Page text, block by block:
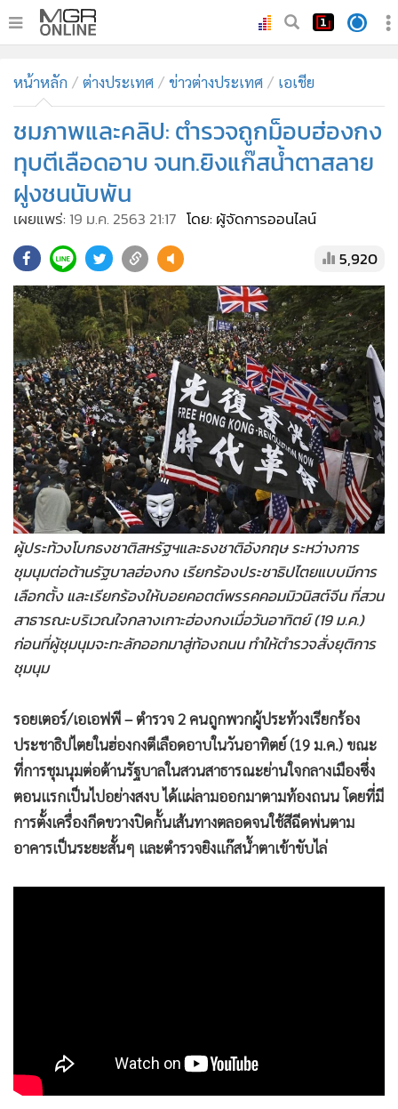
ทันเหตุการณ์
• ภาคใต้
ภูมิภาค
Online Section
• บันเทิง
• คอลัมนิสต์
• ละคร
• CbizReview
• Cyber BIZ
• ผู้จัดกวน
• Good health & Well-being
• Green Innovation & SD
• Management & HR
• MGR Live
• Infographic
• การเมือง
• ท่องเที่ยว
• กีฬา
• ต่างประเทศ
• Special Scoop
• เศรษฐกิจ-ธุรกิจ
• ชุมชน-คุณภาพชีวิต
• อาชญากรรม
Motoring
เกม
• วิทยาศาสตร์
News1
•
Gotomanager
หน้าหลัก ต่างประเทศ ข่าวต่างประเทศ เอเชีย
ชมภาพและคลิป: ตำรวจถูกม็อบฮ่องกง
ทุบตีเลือดอาบ จนท.ยิงแก๊สน้ำตาสลาย
ฝูงชนนับพัน
เผยแพร่: 19 ม.ค. 2563 21:17 โดย: ผู้จัดการออนไลน์
5,920
ผู้ประท้วงโบกธงชาติสหรัฐฯและธงชาติอังกฤษ ระหว่างการ
ชุมนุมต่อต้านรัฐบาลฮ่องกง เรียกร้องประชาธิปไตยแบบมีการ
เลือกตั้ง และเรียกร้องให้บอยคอตต์พรรคคอมมิวนิสต์จีน ที่สวน
สาธารณะบริเวณใจกลางเกาะฮ่องกงเมื่อวันอาทิตย์ (19 ม.ค.)
ก่อนที่ผู้ชุมนุมจะทะลักออกมาสู่ท้องถนน ทำให้ตำรวจสั่งยุติการ
ชุมนุม
รอยเตอร์/เอเอฟพี – ตำรวจ 2 คนถูกพวกผู้ประท้วงเรียกร้อง
ประชาธิปไตยในฮ่องกงตีเลือดอาบในวันอาทิตย์ (19 ม.ค.) ขณะ
ที่การชุมนุมต่อต้านรัฐบาลในสวนสาธารณะย่านใจกลางเมืองซึ่ง
ตอนแรกเป็นไปอย่างสงบ ได้แผ่ลามออกมาตามท้องถนน โดยที่มี
การตั้งเครื่องกีดขวางปิดกั้นเส้นทางตลอดจนใช้สีฉีดพ่นตาม
อาคารเป็นระยะสั้นๆ และตำรวจยิงแก๊สน้ำตาเข้าขับไล่